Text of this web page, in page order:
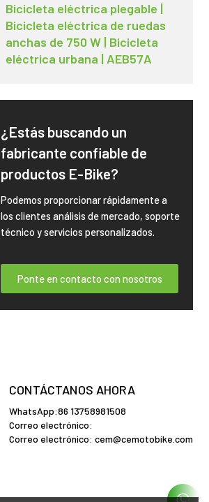
Bicicleta eléctrica plegable |
Bicicleta eléctrica de ruedas
anchas de 750 W | Bicicleta
eléctrica urbana | AEB57A
¿Estás buscando un
fabricante confiable de
productos E-Bike?
Podemos proporcionar rápidamente a
los clientes análisis de mercado, soporte
técnico y servicios personalizados.
Ponte en contacto con nosotros
CONTÁCTANOS AHORA
WhatsApp:86 13758981508
Correo electrónico:
Correo electrónico: cem@cemotobike.com